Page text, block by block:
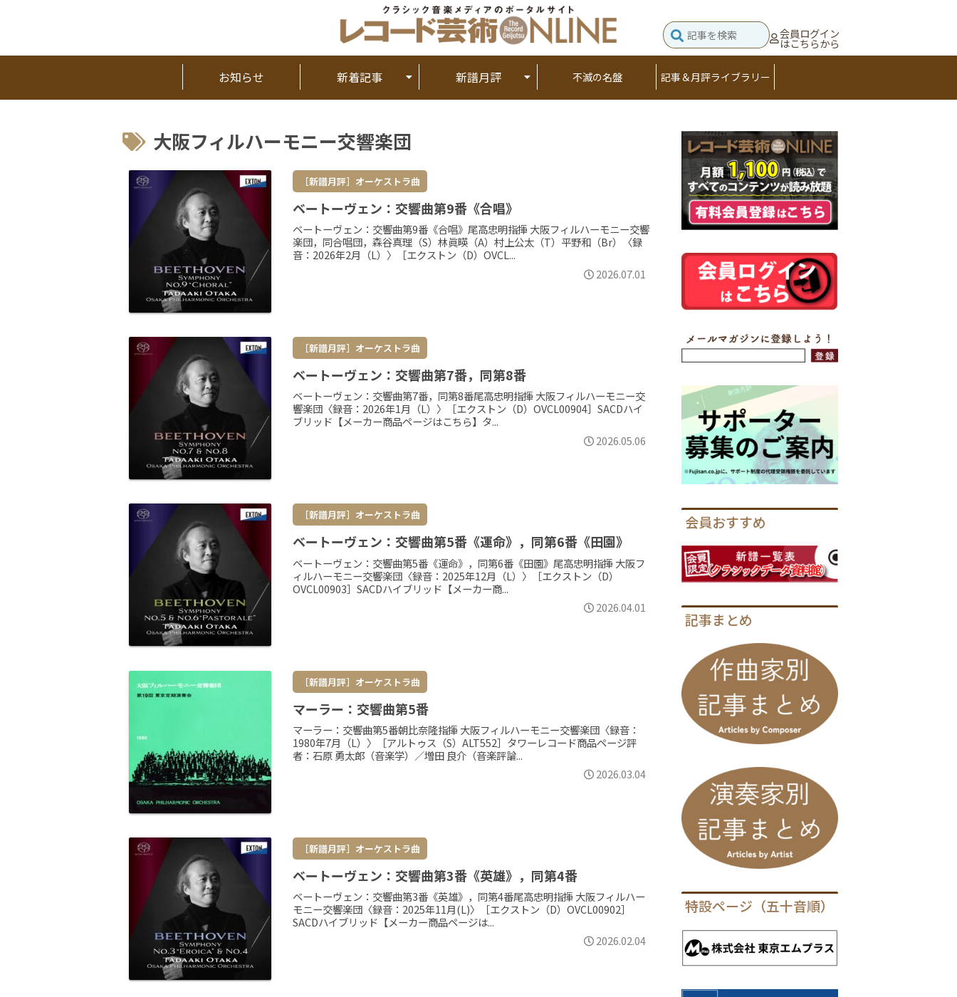
会員ログイン
はこちらから
お知らせ 新着記事 新譜月評 不滅の名盤 記事＆月評ライブラリー
大阪フィルハーモニー交響楽団
［新譜月評］オーケストラ曲
ベートーヴェン：交響曲第9番《合唱》
ベートーヴェン：交響曲第9番《合唱》尾高忠明指揮 大阪フィルハーモニー交響
楽団，同合唱団，森谷真理（S）林眞暎（A）村上公太（T）平野和（Br）〈録
音：2026年2月（L）〉［エクストン（D）OVCL...
2026.07.01
［新譜月評］オーケストラ曲
ベートーヴェン：交響曲第7番，同第8番
ベートーヴェン：交響曲第7番，同第8番尾高忠明指揮 大阪フィルハーモニー交
響楽団〈録音：2026年1月（L）〉［エクストン（D）OVCL00904］SACDハイ
ブリッド【メーカー商品ページはこちら】タ...
2026.05.06
［新譜月評］オーケストラ曲
ベートーヴェン：交響曲第5番《運命》，同第6番《田園》
ベートーヴェン：交響曲第5番《運命》，同第6番《田園》尾高忠明指揮 大阪フ
ィルハーモニー交響楽団〈録音：2025年12月（L）〉［エクストン（D）
OVCL00903］SACDハイブリッド【メーカー商...
2026.04.01
［新譜月評］オーケストラ曲
マーラー：交響曲第5番
マーラー：交響曲第5番朝比奈隆指揮 大阪フィルハーモニー交響楽団〈録音：
1980年7月（L）〉［アルトゥス（S）ALT552］タワーレコード商品ページ評
者：石原 勇太郎（音楽学）／増田 良介（音楽評論...
2026.03.04
［新譜月評］オーケストラ曲
ベートーヴェン：交響曲第3番《英雄》，同第4番
ベートーヴェン：交響曲第3番《英雄》，同第4番尾高忠明指揮 大阪フィルハー
モニー交響楽団〈録音：2025年11月(L)〉［エクストン（D）OVCL00902］
SACDハイブリッド【メーカー商品ページは...
2026.02.04
会員おすすめ
記事まとめ
特設ページ（五十音順）